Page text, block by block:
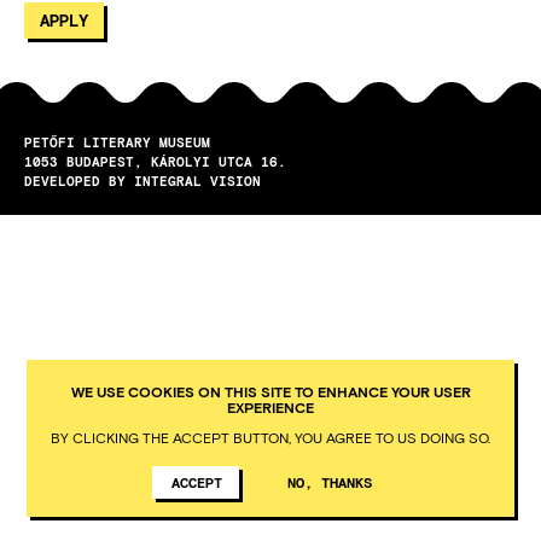
PETŐFI LITERARY MUSEUM
1053
BUDAPEST
KÁROLYI UTCA 16.
DEVELOPED BY INTEGRAL VISION
WE USE COOKIES ON THIS SITE TO ENHANCE YOUR USER
EXPERIENCE
BY CLICKING THE ACCEPT BUTTON, YOU AGREE TO US DOING SO.
ACCEPT NO, THANKS